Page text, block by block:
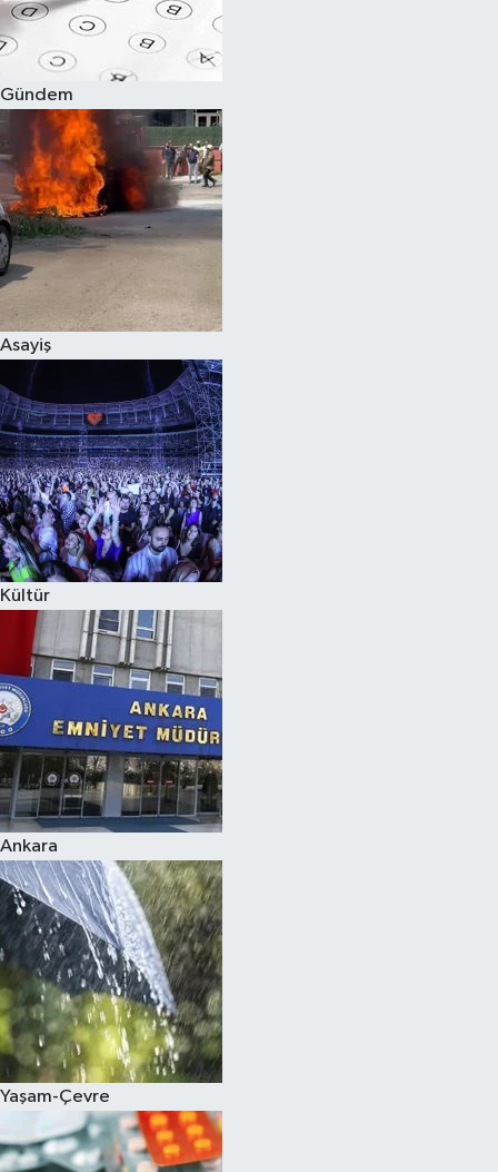
Gündem
Asayiş
Kültür
Ankara
Yaşam-Çevre
Spor
Burç Yorumları
Çocuk
Eğitim
Kadın
Kim kimdir?
Kültür Sanat
Sağlık
Siyaset
Teknoloji
Televizyon
Yaşam-Çevre